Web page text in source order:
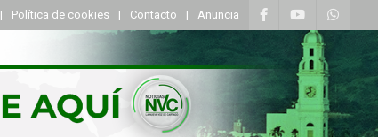
Política de cookies Contacto Anuncia